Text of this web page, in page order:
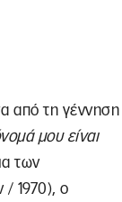
από τη γέννηση
μου είναι
των
/ 1970), ο